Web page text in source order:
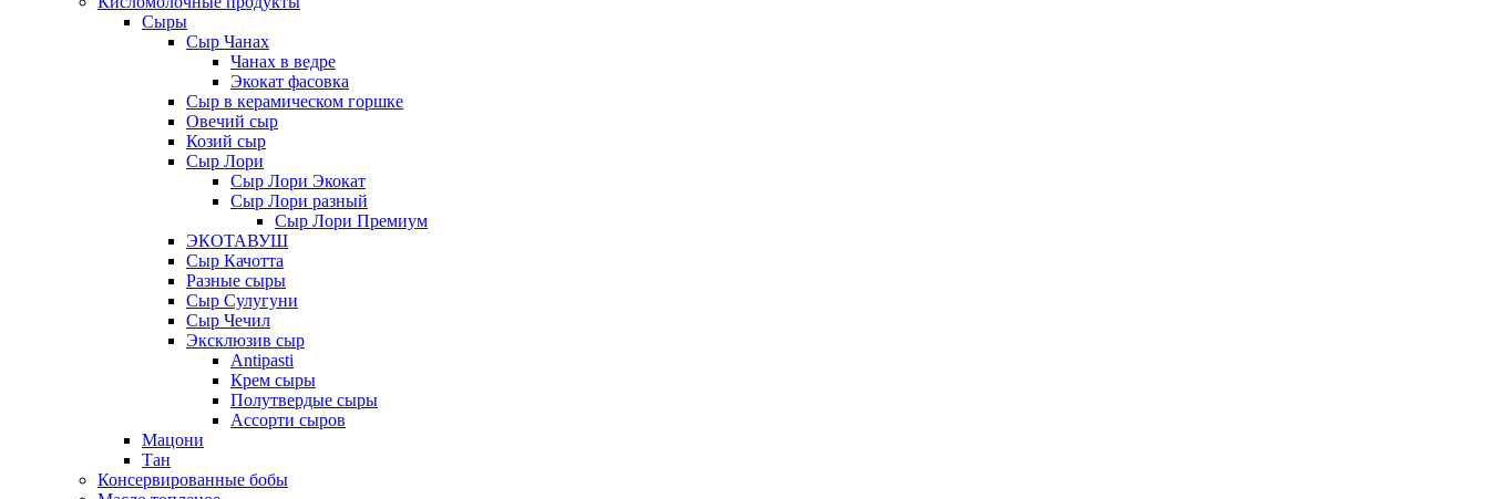
Сыры
Сыр Чанах
Чанах в ведре
Экокат фасовка
Сыр в керамическом горшке
Овечий сыр
Козий сыр
Сыр Лори
Сыр Лори Экокат
Сыр Лори разный
Сыр Лори Премиум
ЭКОТАВУШ
Сыр Качотта
Разные сыры
Сыр Сулугуни
Сыр Чечил
Эксклюзив сыр
Antipasti
Крем сыры
Полутвердые сыры
Ассорти сыров
Мацони
Тан
Консервированные бобы